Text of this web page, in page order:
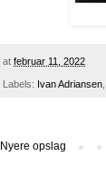
at februar 11, 2022
Labels: Ivan Adriansen
Nyere opslag